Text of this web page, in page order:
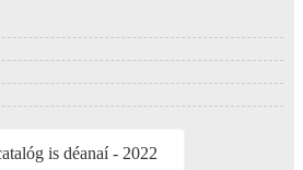
is déanaí - 2022